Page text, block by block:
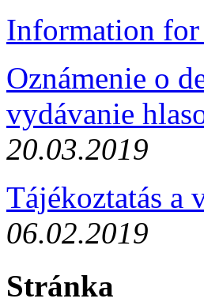
Information
Oznámenie o
vydávanie
20.03.2019
Tájékoztatás a
06.02.2019
Stránka